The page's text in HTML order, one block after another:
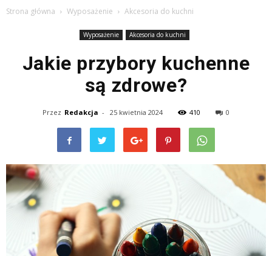
Strona główna Wyposażenie Akcesoria do kuchni
Wyposażenie Akcesoria do kuchni
Jakie przybory kuchenne
są zdrowe?
Przez Redakcja - 25 kwietnia 2024 410 0